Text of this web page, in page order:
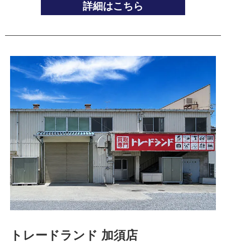
詳細はこちら
トレードランド 加須店